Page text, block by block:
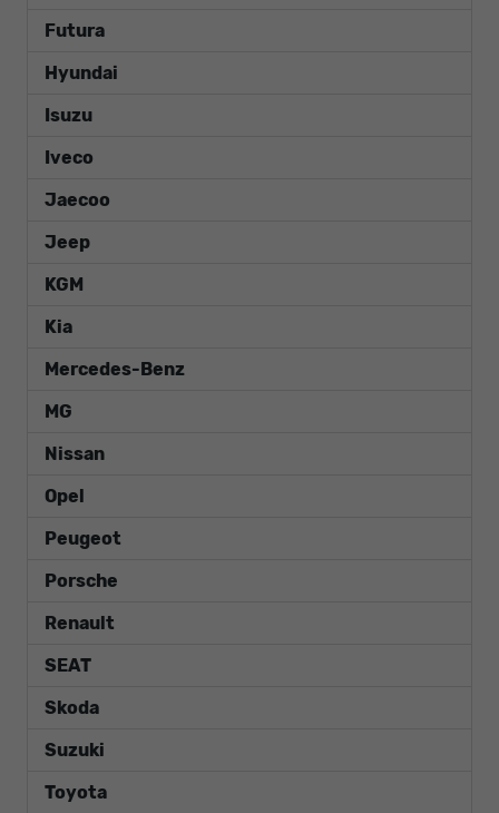
Futura
Hyundai
Isuzu
Iveco
Jaecoo
Jeep
KGM
Kia
Mercedes-Benz
MG
Nissan
Opel
Peugeot
Porsche
Renault
SEAT
Skoda
Suzuki
Toyota